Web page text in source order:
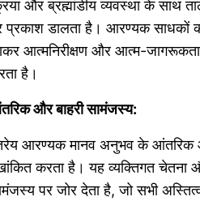
और ब्रह्मांडीय व्यवस्था के साथ
प्रकाश डालता है। आरण्यक
आत्मनिरीक्षण और आत्म-जागरूकता
है।
और बाहरी सामंजस्य:
आरण्यक मानव अनुभव के आंतरिक
करता है। यह व्यक्तिगत चेतना
पर जोर देता है, जो सभी